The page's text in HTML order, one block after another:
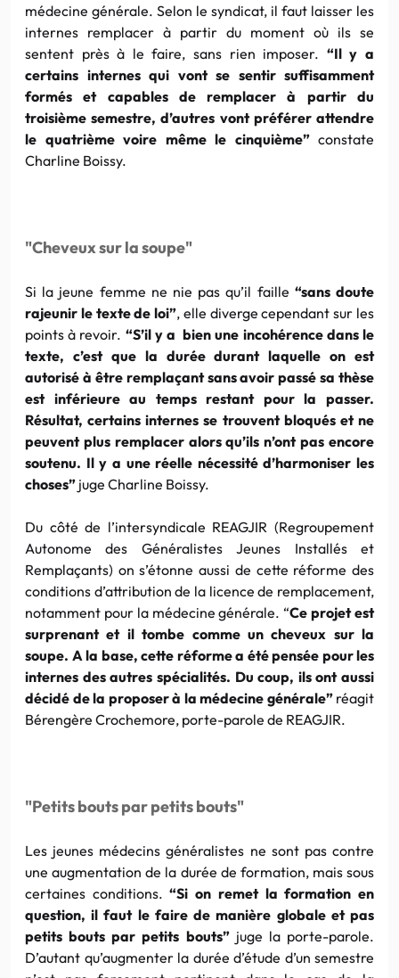
médecine générale. Selon le syndicat, il faut laisser les
internes remplacer à partir du moment où ils se
sentent près à le faire, sans rien imposer. “Il y a
certains internes qui vont se sentir suffisamment
formés et capables de remplacer à partir du
troisième semestre, d’autres vont préférer attendre
le quatrième voire même le cinquième” constate
Charline Boissy.
"Cheveux sur la soupe"
Si la jeune femme ne nie pas qu’il faille “sans doute
rajeunir le texte de loi”, elle diverge cependant sur les
points à revoir. “S’il y a bien une incohérence dans le
texte, c’est que la durée durant laquelle on est
autorisé à être remplaçant sans avoir passé sa thèse
est inférieure au temps restant pour la passer.
Résultat, certains internes se trouvent bloqués et ne
peuvent plus remplacer alors qu’ils n’ont pas encore
soutenu. Il y a une réelle nécessité d’harmoniser les
choses” juge Charline Boissy.
Du côté de l’intersyndicale REAGJIR (Regroupement
Autonome des Généralistes Jeunes Installés et
Remplaçants) on s’étonne aussi de cette réforme des
conditions d’attribution de la licence de remplacement,
notamment pour la médecine générale. “Ce projet est
surprenant et il tombe comme un cheveux sur la
soupe. A la base, cette réforme a été pensée pour les
internes des autres spécialités. Du coup, ils ont aussi
décidé de la proposer à la médecine générale”réagit
Bérengère Crochemore, porte-parole de REAGJIR.
"Petits bouts par petits bouts"
Les jeunes médecins généralistes ne sont pas contre
une augmentation de la durée de formation, mais sous
certaines conditions.“Si on remet la formation en
question, il faut le faire de manière globale et pas
petits bouts par petits bouts”juge la porte-parole.
D’autant qu’augmenter la durée d’étude d’un semestre